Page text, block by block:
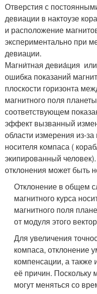
Отверстия с
девиации в нактоузе
и расположение
экспериментально при
девиации.
Магни́тная девиа́ция
ошибка показаний
плоскости горизонта
магнитного поля
соответствующем
эффект вызванный
области измерения из-
носителя компаса (
экипированный
отклонения может быть
Отклонение в общем
магнитного курса
магнитного поля
от модуля этого
Для увеличения
компаса, отклонение
компенсации, а
её причин. Поскольку
могут меняться со